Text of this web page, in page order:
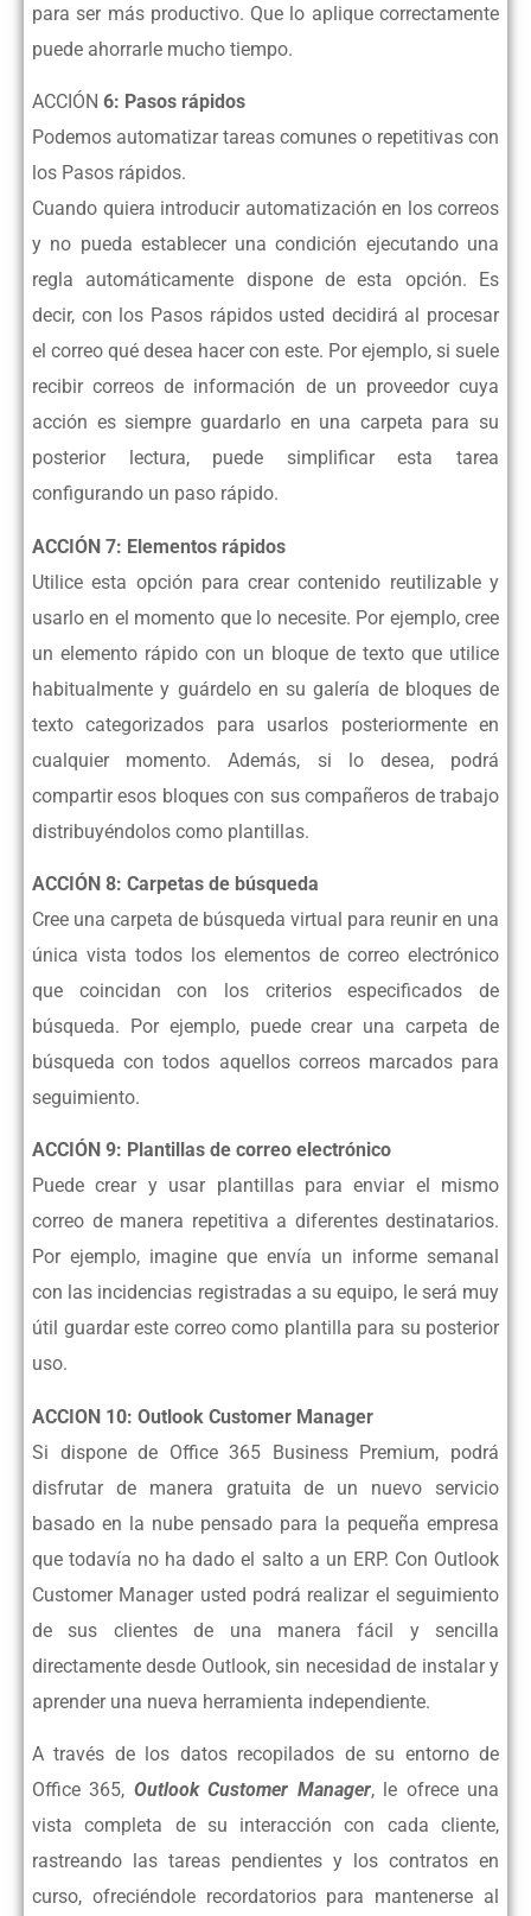
para ser más productivo. Que lo aplique correctamente
puede ahorrarle mucho tiempo.
ACCIÓN 6: Pasos rápidos
Podemos automatizar tareas comunes o repetitivas con
los Pasos rápidos.
Cuando quiera introducir automatización en los correos
y no pueda establecer una condición ejecutando una
regla automáticamente dispone de esta opción. Es
decir, con los Pasos rápidos usted decidirá al procesar
el correo qué desea hacer con este. Por ejemplo, si suele
recibir correos de información de un proveedor cuya
acción es siempre guardarlo en una carpeta para su
posterior
lectura, puede simplificar esta tarea
configurando un paso rápido.
ACCIÓN 7: Elementos rápidos
Utilice esta opción para crear contenido reutilizable y
usarlo en el momento que lo necesite. Por ejemplo, cree
un elemento rápido con un bloque de texto que utilice
habitualmente y guárdelo en su galería de bloques de
texto categorizados para usarlos posteriormente en
cualquier momento. Además, si lo desea, podrá
compartir esos bloques con sus compañeros de trabajo
distribuyéndolos como plantillas.
ACCIÓN 8: Carpetas de búsqueda
Cree una carpeta de búsqueda virtual para reunir en una
única vista todos los elementos de correo electrónico
que coincidan con los criterios especificados de
búsqueda. Por ejemplo, puede crear una carpeta de
búsqueda con todos aquellos correos marcados para
seguimiento.
ACCIÓN 9: Plantillas de correo electrónico
Puede crear y usar plantillas para enviar el mismo
correo de manera repetitiva a diferentes destinatarios.
Por ejemplo, imagine que envía un informe semanal
con las incidencias registradas a su equipo, le será muy
útil guardar este correo como plantilla para su posterior
uso.
ACCION 10: Outlook Customer Manager
Si dispone de Office 365 Business Premium, podrá
disfrutar de manera gratuitade un nuevo servicio
basado en la nube pensado para la pequeña empresa
quetodavía no ha dado el salto a un ERP. Con Outlook
Customer Manager usted podrá realizar el seguimiento
de sus clientes de una manera fácil y sencilla
directamente desde Outlook, sin necesidad de instalar y
aprender una nueva herramienta independiente.
A través de los datos recopilados de su entorno de
Office 365, Outlook Customer Manager, le ofrece una
vista completa de su interacción con cada cliente,
rastreando las tareas pendientes y los contratos en
curso, ofreciéndole recordatorios para mantenerse al